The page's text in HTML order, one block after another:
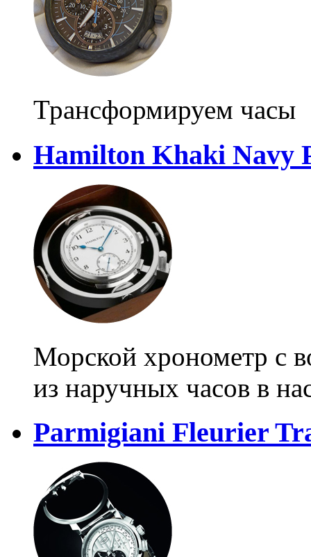
Трансформируем часы
Hamilton Khaki Navy
Морской хронометр с
из наручных часов в
Parmigiani Fleurier